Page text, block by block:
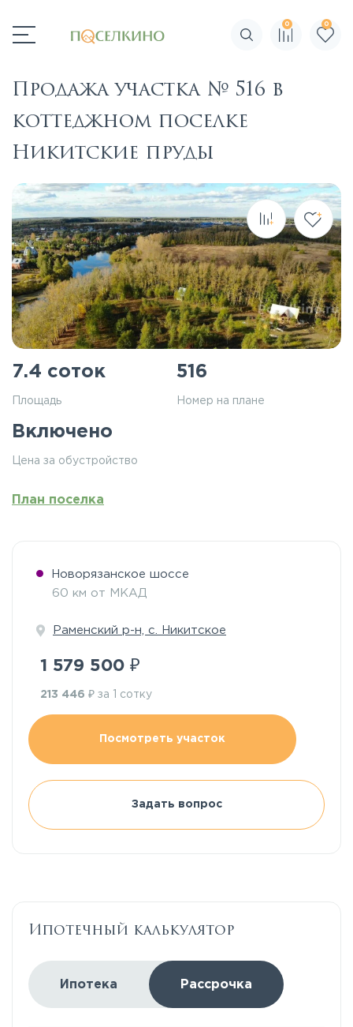
Поиск по сайту
0 0
Продажа участка № 516 в
коттеджном поселке
Никитские пруды
7.4 соток
Площадь
516
Номер на плане
Включено
Цена за обустройство
План поселка
Новорязанское шоссе
60 км от МКАД
Раменский р-н, с. Никитское
1 579 500 ₽
213 446 ₽ за 1 сотку
Посмотреть участок
Задать вопрос
Ипотечный калькулятор
Ипотека Рассрочка